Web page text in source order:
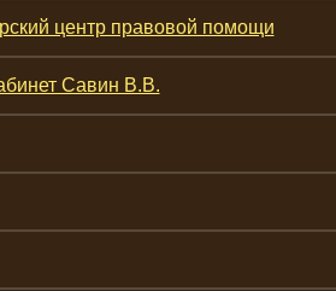
центр правовой помощи
Савин В.В.